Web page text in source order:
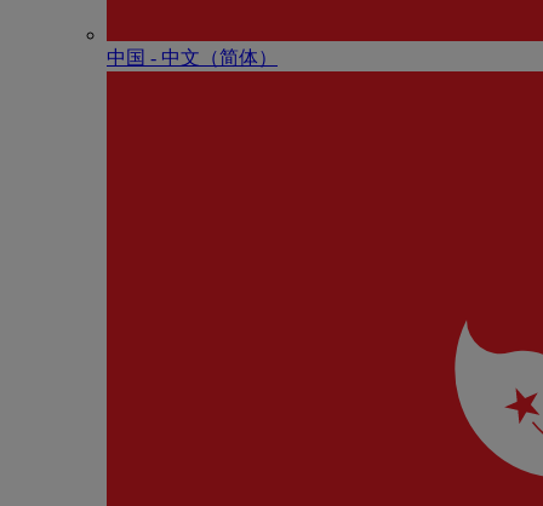
中国 - 中⽂（简体）